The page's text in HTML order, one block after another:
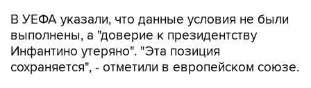
В УЕФА указали, что данные условия не были
выполнены, а "доверие к президентству
Инфантино утеряно". "Эта позиция
сохраняется", - отметили в европейском союзе.